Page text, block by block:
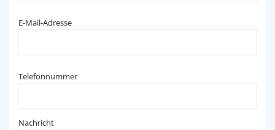
E-Mail-Adresse
Telefonnummer
Nachricht